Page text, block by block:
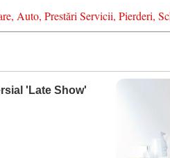
Auto, Prestări Servicii, Pierderi,